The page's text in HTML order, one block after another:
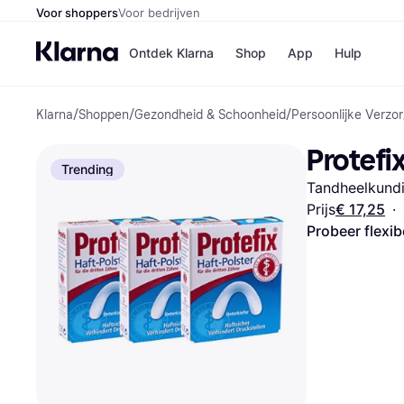
Voor shoppersVoor bedrijven
Ontdek Klarna Shop
Winkels
Bol
H&M
App Hulp
Klarna/Shoppen/Gezondheid & Schoonheid/Persoonlijke
Trending
Prijs€ 17,25 ·
Probeer